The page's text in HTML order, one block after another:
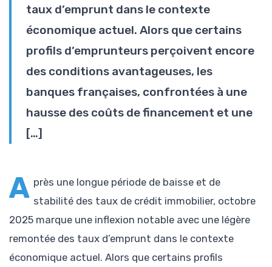
taux d’emprunt dans le contexte
économique actuel. Alors que certains
profils d’emprunteurs perçoivent encore
des conditions avantageuses, les
banques françaises, confrontées à une
hausse des coûts de financement et une
[…]
A près une longue période de baisse et de
stabilité des taux de crédit immobilier, octobre
2025 marque une inflexion notable avec une légère
remontée des taux d’emprunt dans le contexte
économique actuel. Alors que certains profils